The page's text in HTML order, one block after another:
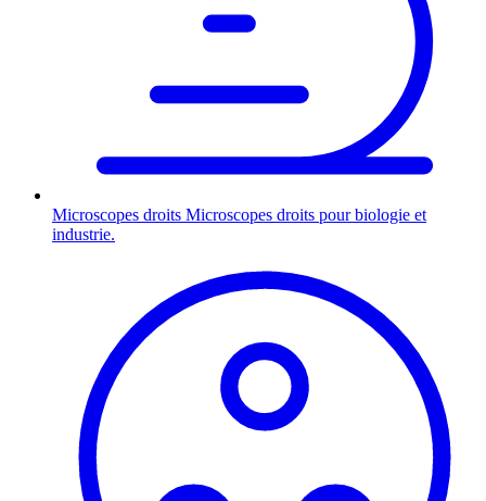
Microscopes droits Microscopes droits pour biologie et
industrie.